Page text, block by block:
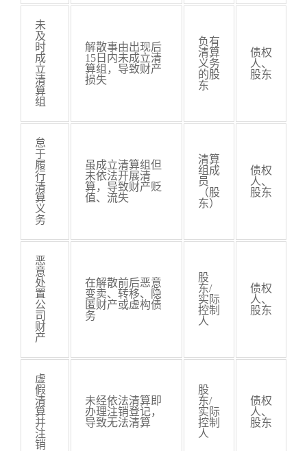
未
及
时
成
立
清
算
组
解散事由出现后
15日内未成立清
算组，导致财产
损失
负有
清算
义务
的股
东
债权
人、
股东
怠
于
履
行
清
算
义
务
虽成立清算组但
未依法开展清
算，导致财产贬
值、流失
清算
组成
员
（股
东）
债权
人、
股东
恶
意
处
置
公
司
财
产
在解散前后恶意
变卖、转移、隐
匿财产或虚构债
务
股
东/
实际
控制
人
债权
人、
股东
虚
假
清
算
并
注
销
未经依法清算即
办理注销登记，
导致无法清算
股
东/
实际
控制
人
债权
人、
股东